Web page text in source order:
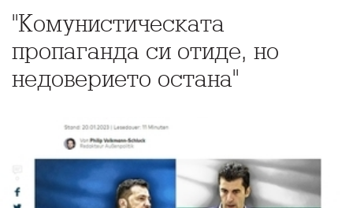
"Комунистическата
пропаганда си отиде, но
недоверието остана"